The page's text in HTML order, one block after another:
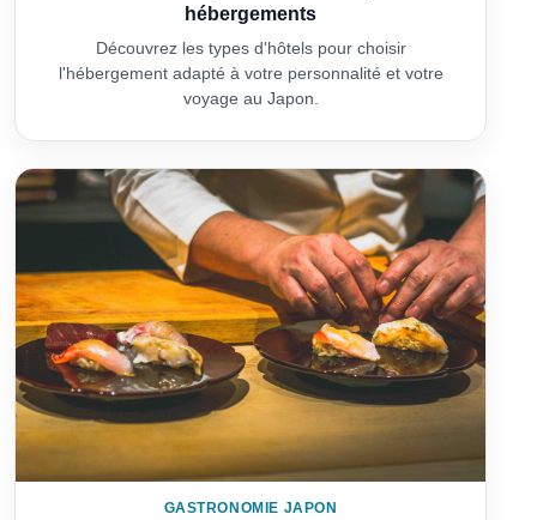
hébergements
Découvrez les types d'hôtels pour choisir
l'hébergement adapté à votre personnalité et votre
voyage au Japon.
GASTRONOMIE JAPON